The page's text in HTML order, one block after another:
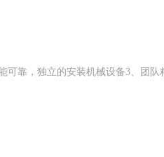
可靠，独立的安装机械设备3、团